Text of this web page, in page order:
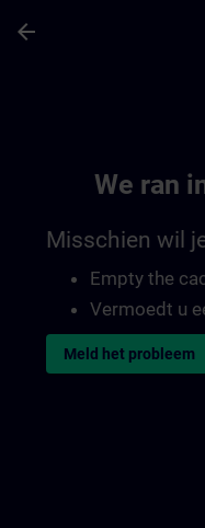
arrow_back
We ran
Misschien wil
Empty the
Vermoedt u
Meld het probleem